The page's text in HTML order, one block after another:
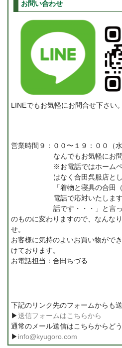
お問い合わせ
LINEでもお気軽にお問合せ下さい。
営業時間９：００〜１９：００（水
なんでもお気軽にお
※お電話ではホーム
はなく合田呉服店と
「着物と寝具の合田
電話で応対いたしま
話です・・・」と言
のものに変わりますので、なんな
せ。
お客様に気持のよいお買い物がで
けております。
お電話担当：合田ちづる
下記のリンク先のフォームからも送
▶送信フォームはこちらから
通常のメール送信はこちらからど
▶ info@kyugoro.com